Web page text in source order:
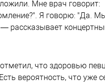
Мне врач говорит:
Я говорю: "Да.
— рассказывает
что здоровью
вероятность, что уже